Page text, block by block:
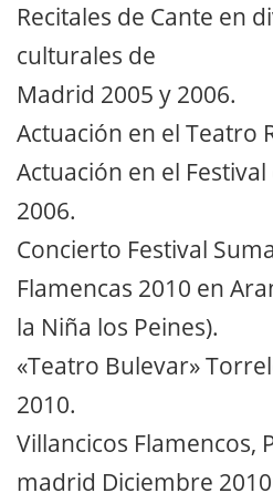
Recitales de Cante en
culturales de
Madrid 2005 y 2006.
Actuación en el Teatro
Actuación en el
2006.
Concierto Festival
Flamencas 2010 en
la Niña los Peines).
«Teatro Bulevar»
2010.
Villancicos Flamencos,
madrid Diciembre 2010